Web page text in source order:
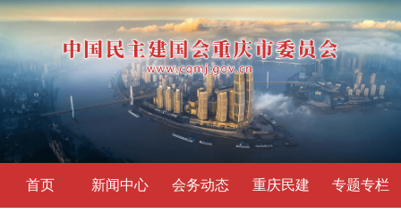
首页 新闻中心 会务动态 重庆民建 专题专栏